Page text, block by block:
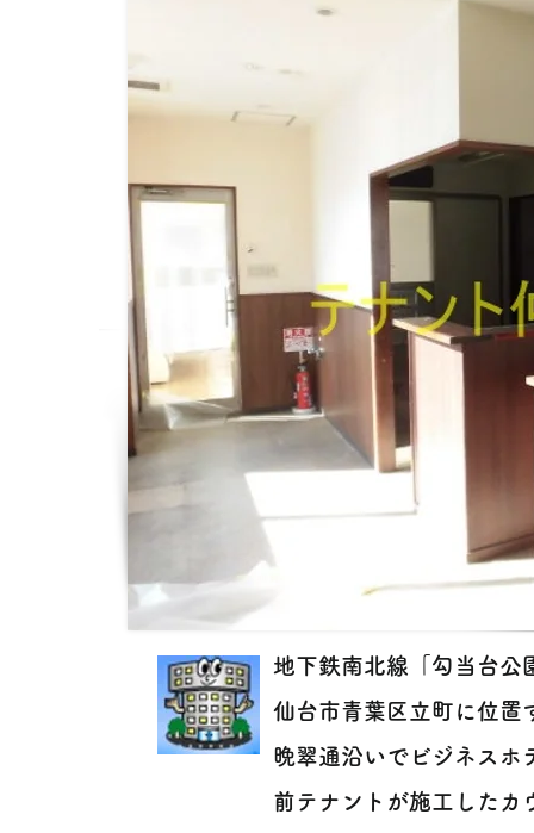
地下鉄南北線「勾当台公
仙台市青葉区立町に位
晩翠通沿いでビジネスホ
前テナントが施工したカ